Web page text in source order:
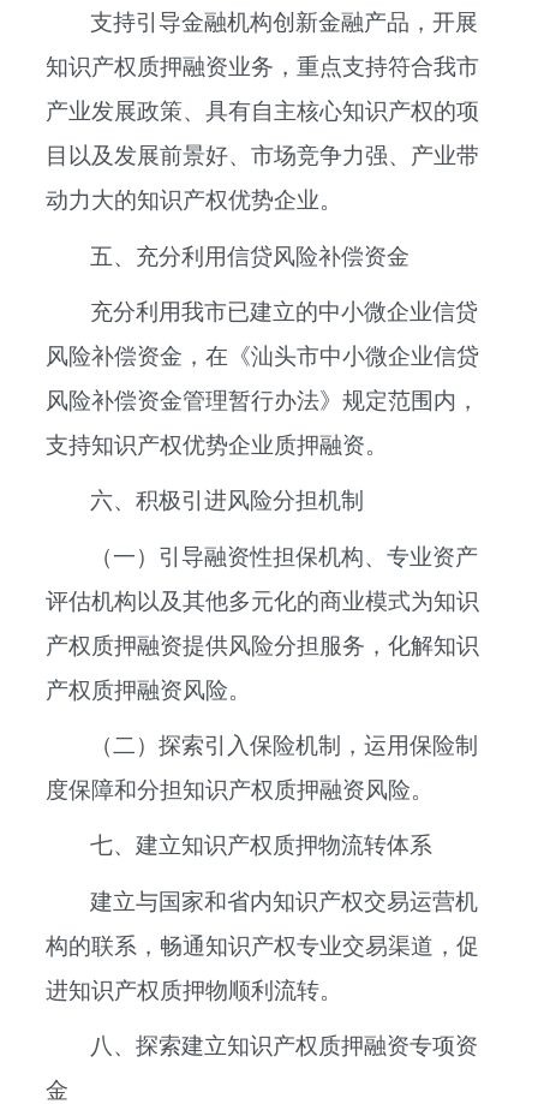
支持引导金融机构创新金融产品，开展
知识产权质押融资业务，重点支持符合我市
产业发展政策、具有自主核心知识产权的项
目以及发展前景好、市场竞争力强、产业带
动力大的知识产权优势企业。
五、充分利用信贷风险补偿资金
充分利用我市已建立的中小微企业信贷
风险补偿资金，在《汕头市中小微企业信贷
风险补偿资金管理暂行办法》规定范围内，
支持知识产权优势企业质押融资。
六、积极引进风险分担机制
（一）引导融资性担保机构、专业资产
评估机构以及其他多元化的商业模式为知识
产权质押融资提供风险分担服务，化解知识
产权质押融资风险。
（二）探索引入保险机制，运用保险制
度保障和分担知识产权质押融资风险。
七、建立知识产权质押物流转体系
建立与国家和省内知识产权交易运营机
构的联系，畅通知识产权专业交易渠道，促
进知识产权质押物顺利流转。
八、探索建立知识产权质押融资专项资
金